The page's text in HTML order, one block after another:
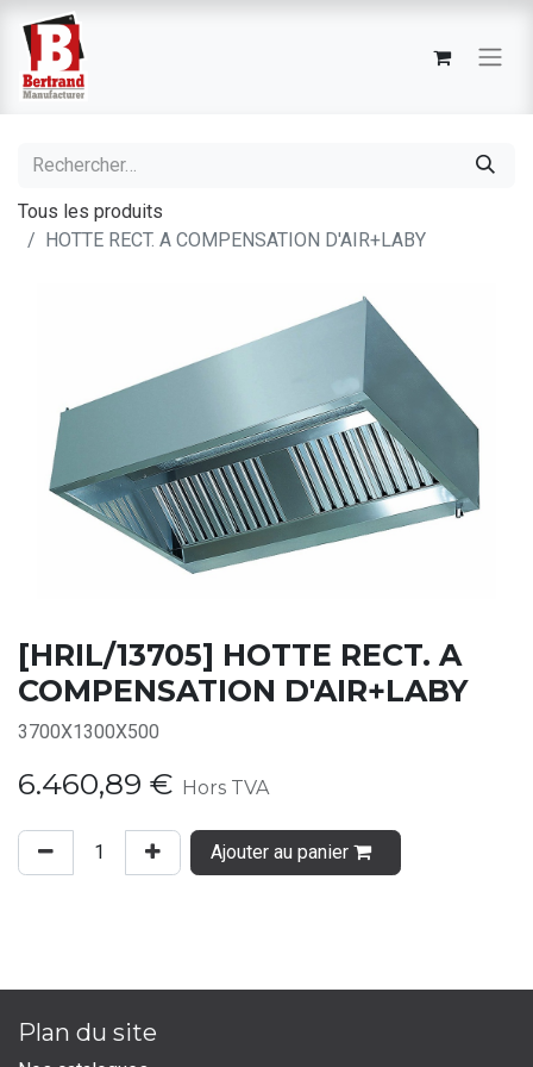
Tous les produits
HOTTE RECT. A COMPENSATION D'AIR+LABY
[HRIL/13705] HOTTE RECT. A
COMPENSATION D'AIR+LABY
3700X1300X500
6.460,89 € Hors TVA
Ajouter au panier
Plan du site